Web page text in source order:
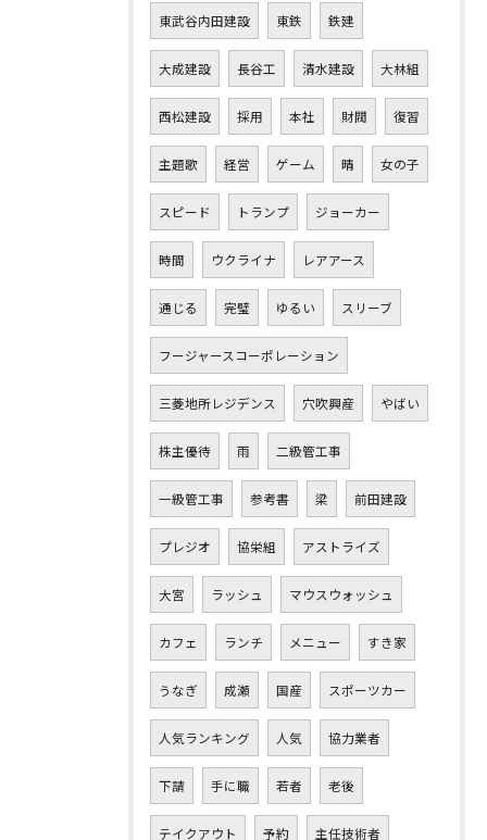
東武谷内田建設 東鉄 鉄建
大成建設 長谷工 清水建設 大林組
西松建設 採用 本社 財閥 復習
主題歌 経営 ゲーム 晴 女の子
スピード トランプ ジョーカー
時間 ウクライナ レアアース
通じる 完璧 ゆるい スリーブ
フージャースコーポレーション
三菱地所レジデンス 穴吹興産 やばい
株主優待 雨 二級管工事
一級管工事 参考書 梁 前田建設
プレジオ 協栄組 アストライズ
大宮 ラッシュ マウスウォッシュ
カフェ ランチ メニュー すき家
うなぎ 成瀬 国産 スポーツカー
人気ランキング 人気 協力業者
下請 手に職 若者 老後
テイクアウト 予約 主任技術者